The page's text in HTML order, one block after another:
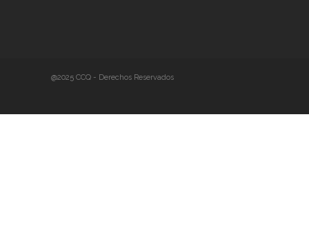
@2025 CCQ - Derechos Reservados